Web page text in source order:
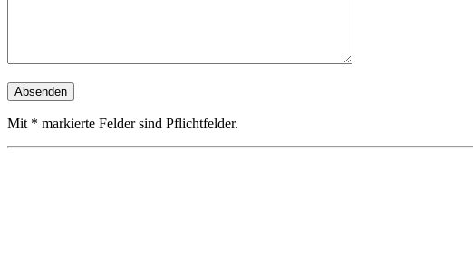
Mit * markierte Felder sind Pflichtfelder.